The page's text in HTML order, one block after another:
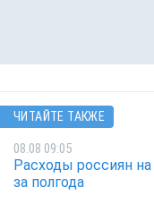
ЧИТАЙТЕ ТАКЖЕ
08.08 09:05
Расходы россиян
за полгода